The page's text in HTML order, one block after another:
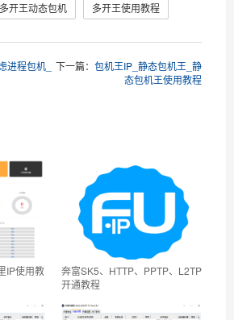
多开王动态包机 多开王使用教程
进程包机_
下一篇： 包机王IP_静态包机王_静
态包机王使用教程
IP使用教
奔富SK5、HTTP、PPTP、L2TP
开通教程